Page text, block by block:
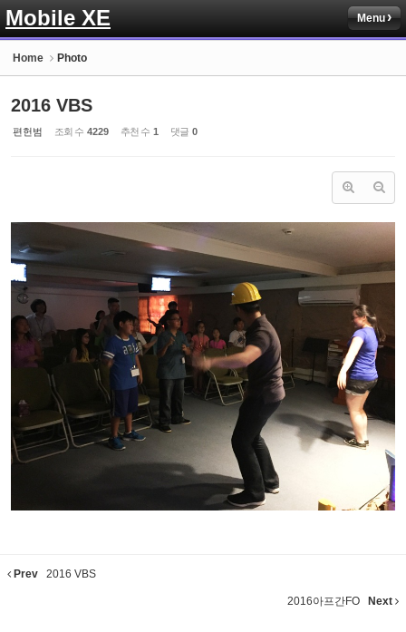
Mobile XE Menu
Home Photo
2016 VBS
편헌범 조회 수 4229 추천 수 1 댓글 0
Prev 2016 VBS
2016아프간FO Next
Sketchbook5, 스케치북5